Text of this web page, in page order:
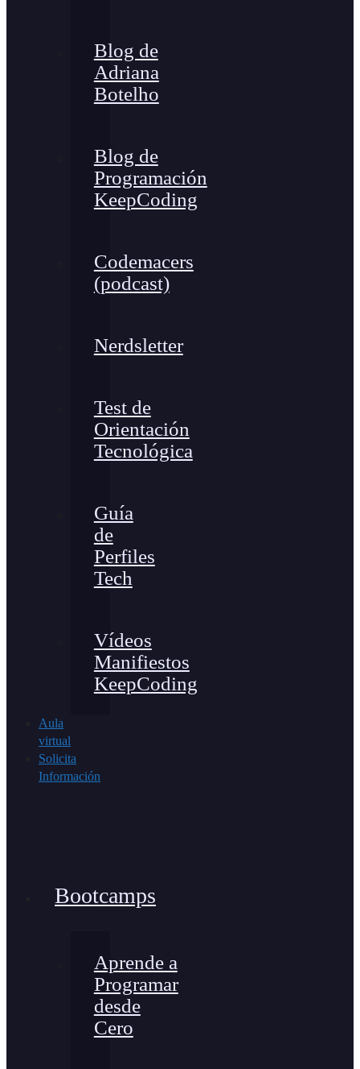
Blog de
Adriana
Botelho
Blog de
Programación
KeepCoding
Codemacers
(podcast)
Nerdsletter
Test de
Orientación
Tecnológica
Guía
de
Perfiles
Tech
Vídeos
Manifiestos
KeepCoding
Aula
virtual
Solicita
Información
Bootcamps
Aprende a
Programar
desde
Cero